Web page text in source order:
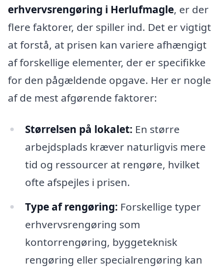
erhvervsrengøring i Herlufmagle, er der
flere faktorer, der spiller ind. Det er vigtigt
at forstå, at prisen kan variere afhængigt
af forskellige elementer, der er specifikke
for den pågældende opgave. Her er nogle
af de mest afgørende faktorer:
Størrelsen på lokalet: En større
arbejdsplads kræver naturligvis mere
tid og ressourcer at rengøre, hvilket
ofte afspejles i prisen.
Type af rengøring: Forskellige typer
erhvervsrengøring som
kontorrengøring, byggeteknisk
rengøring eller specialrengøring kan